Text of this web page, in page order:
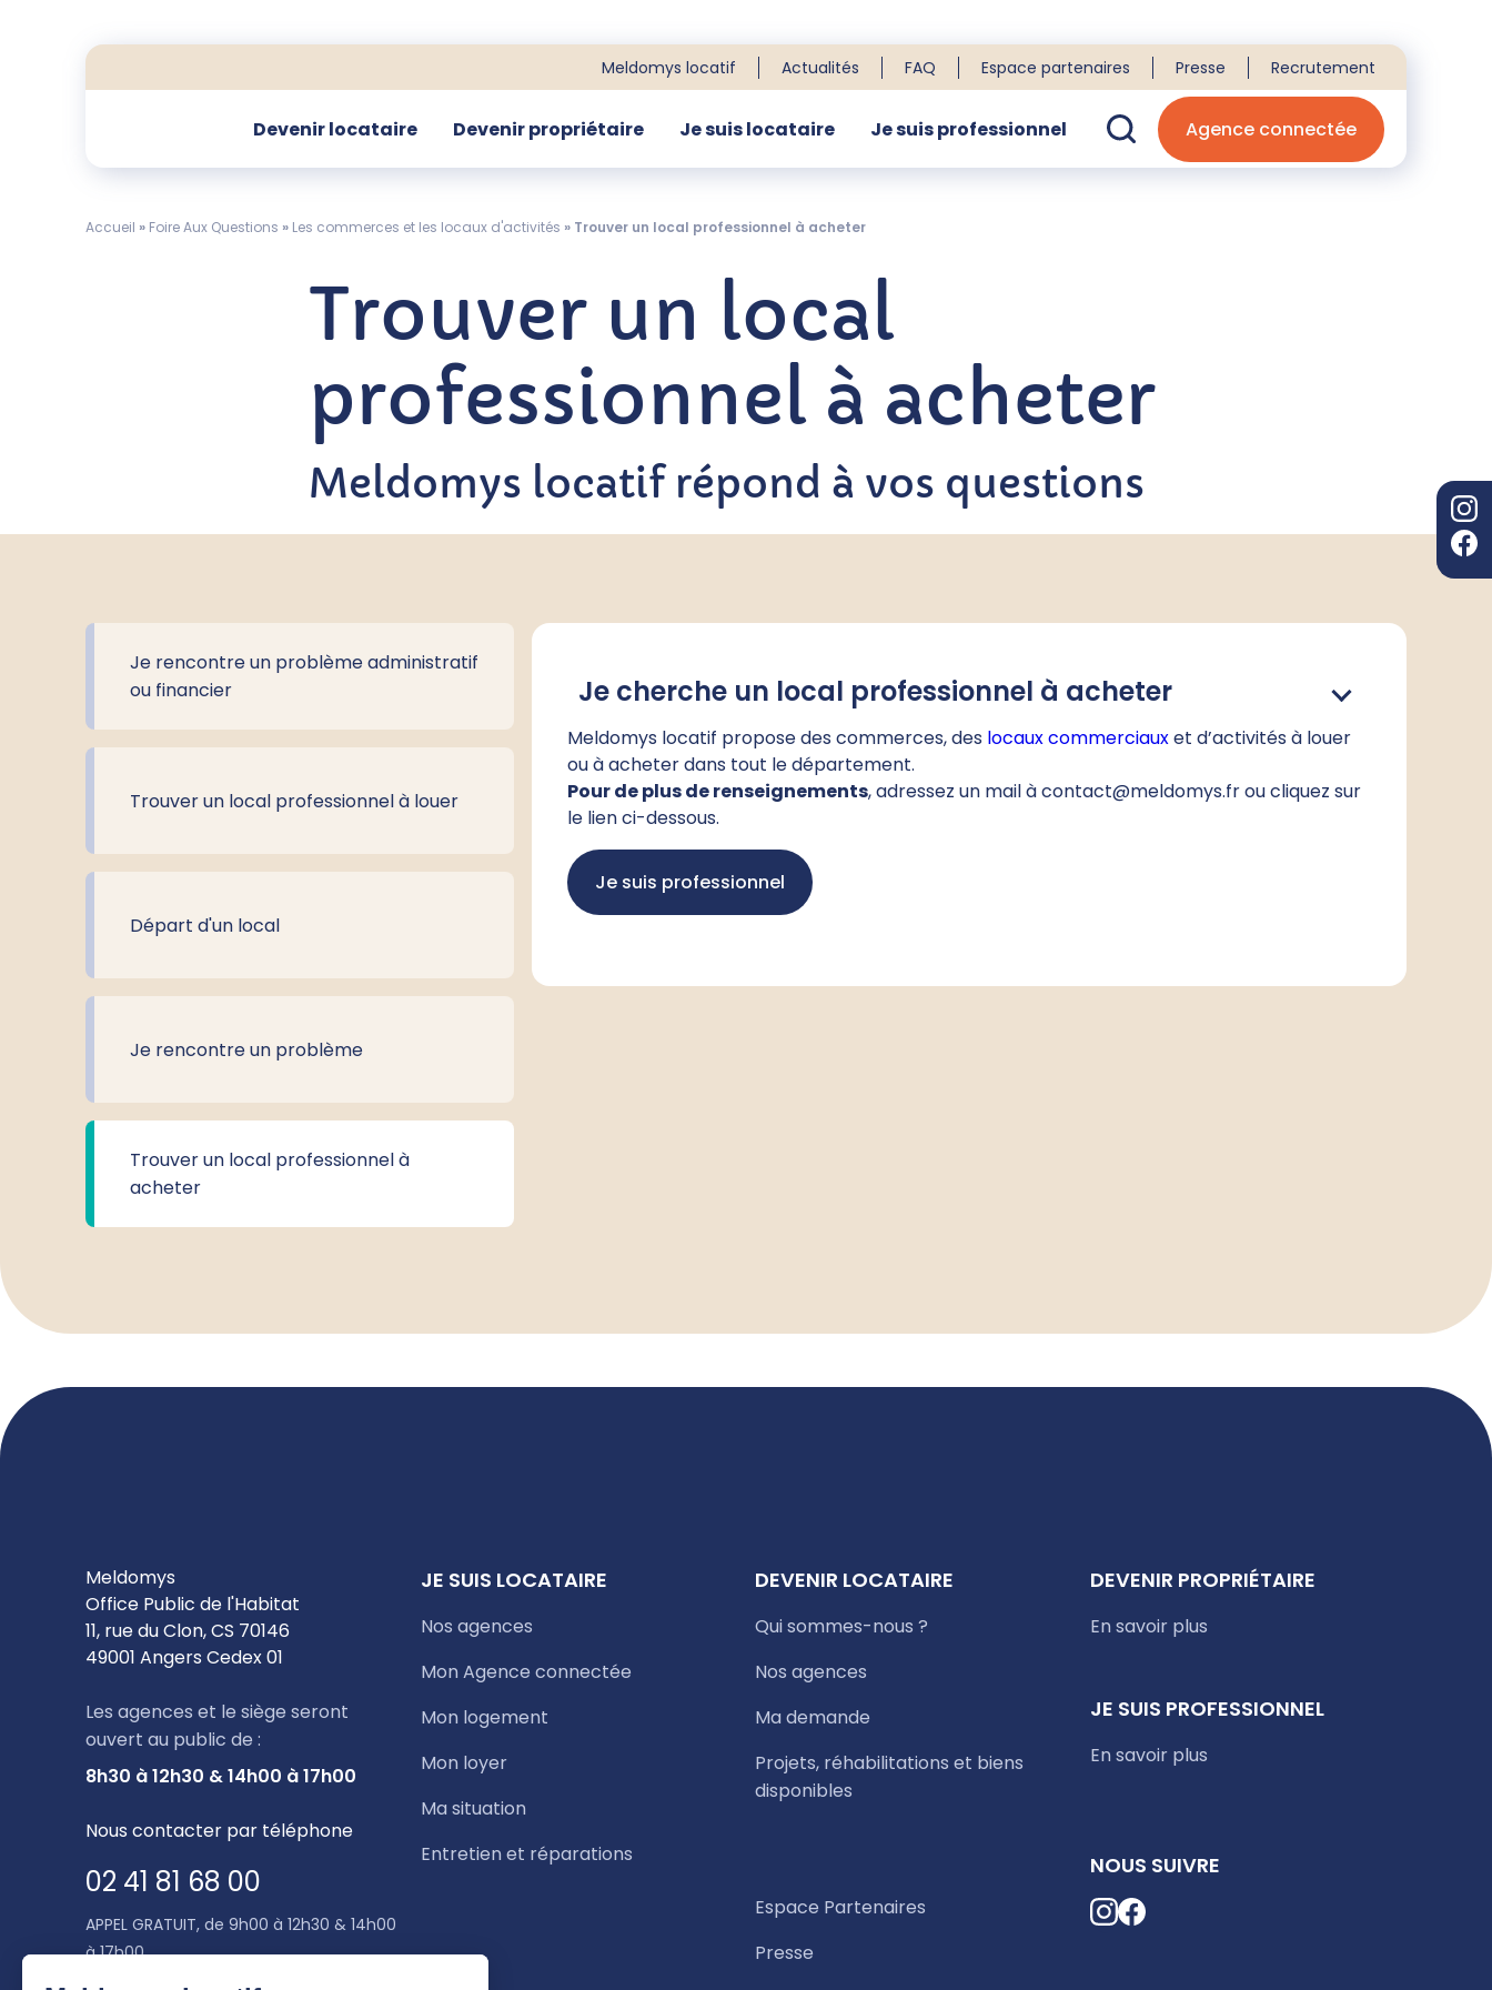
Meldomys locatif Actualités FAQ Espace partenaires Presse Recrutement
Devenir locataire Devenir propriétaire Je suis locataire Je suis professionnel Agence connectée
Accueil » Foire Aux Questions » Les commerces et les locaux d'activités » Trouver un local professionnel à acheter
Trouver un local
professionnel à acheter
Meldomys locatif répond à vos questions
Je rencontre un problème administratif
ou financier
Trouver un local professionnel à louer
Départ d'un local
Je rencontre un problème
Trouver un local professionnel à
acheter
Je cherche un local professionnel à acheter
Meldomys locatif propose des commerces, des locaux commerciauxet d’activités à louer
ou à acheter dans tout le département.
Pour de plus de renseignements, adressez un mail à contact@meldomys.fr ou cliquez sur
le lien ci-dessous.
Je suis professionnel
Meldomys
Office Public de l'Habitat
11, rue du Clon, CS 70146
49001 Angers Cedex 01
Les agences et le siège seront
ouvert au public de :
8h30 à 12h30 & 14h00 à 17h00
Nous contacter par téléphone
02 41 81 68 00
APPEL GRATUIT, de 9h00 à 12h30 & 14h00
à 17h00
JE SUIS LOCATAIRE
Nos agences
Mon Agence connectée
Mon logement
Mon loyer
Ma situation
Entretien et réparations
DEVENIR LOCATAIRE
Qui sommes-nous ?
Nos agences
Ma demande
Projets, réhabilitations et biens
disponibles
Espace Partenaires
Presse
DEVENIR PROPRIÉTAIRE
En savoir plus
JE SUIS PROFESSIONNEL
En savoir plus
NOUS SUIVRE